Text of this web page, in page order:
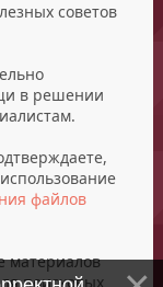
советов
в решении
файлов
материалов
поисковых